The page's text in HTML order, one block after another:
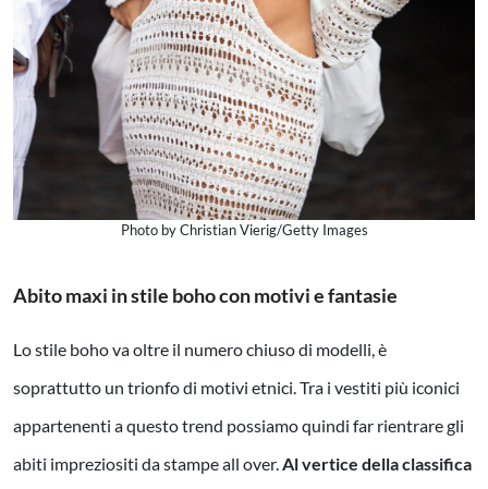
Photo by Christian Vierig/Getty Images
Abito maxi in stile boho con motivi e fantasie
Lo stile boho va oltre il numero chiuso di modelli, è
soprattutto un trionfo di motivi etnici. Tra i vestiti più iconici
appartenenti a questo trend possiamo quindi far rientrare gli
abiti impreziositi da stampe all over.Al vertice della classifica